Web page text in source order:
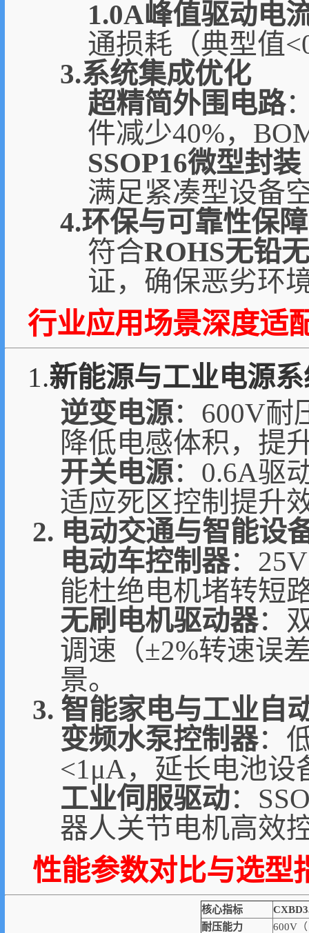
1.0A峰值驱动电
通损耗（典型值
3.系统集成优化
超精简外围电路
件减少40%，
SSOP16微型封装
满足紧凑型设备
4.环保与可靠性保障
符合ROHS无铅
证，确保恶劣环
行业应用场景深度适
1.新能源与工业电源
逆变电源：600V耐
降低电感体积，提
开关电源：0.6A驱
适应死区控制提升
2. 电动交通与智能设
电动车控制器：
能杜绝电机堵转短
无刷电机驱动器：
调速（±2%转速误
景。
3. 智能家电与工业自
变频水泵控制器：
<1μA，延长电池设
工业伺服驱动：
器人关节电机高效
性能参数对比与选型
核心指标
耐压能力
600V